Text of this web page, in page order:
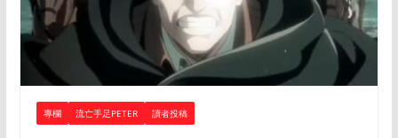
專欄 流亡手足PETER 讀者投稿